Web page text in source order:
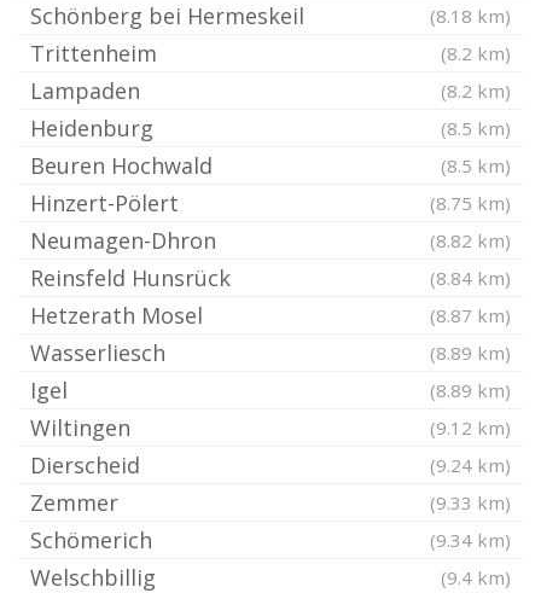
Schönberg bei Hermeskeil (8.18 km)
Trittenheim (8.2 km)
Lampaden (8.2 km)
Heidenburg (8.5 km)
Beuren Hochwald (8.5 km)
Hinzert-Pölert (8.75 km)
Neumagen-Dhron (8.82 km)
Reinsfeld Hunsrück (8.84 km)
Hetzerath Mosel (8.87 km)
Wasserliesch (8.89 km)
Igel (8.89 km)
Wiltingen (9.12 km)
Dierscheid (9.24 km)
Zemmer (9.33 km)
Schömerich (9.34 km)
Welschbillig (9.4 km)